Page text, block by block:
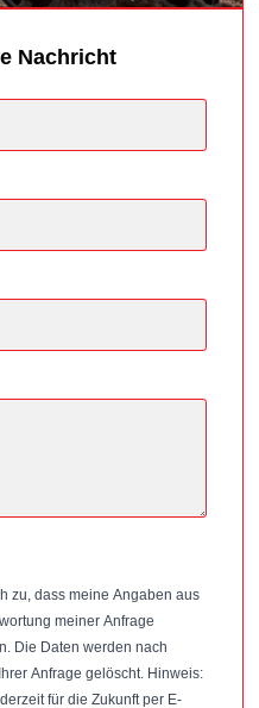
Nachricht
zu, dass meine Angaben aus
meiner Anfrage
Die Daten werden nach
gelöscht. Hinweis:
für die Zukunft per E-